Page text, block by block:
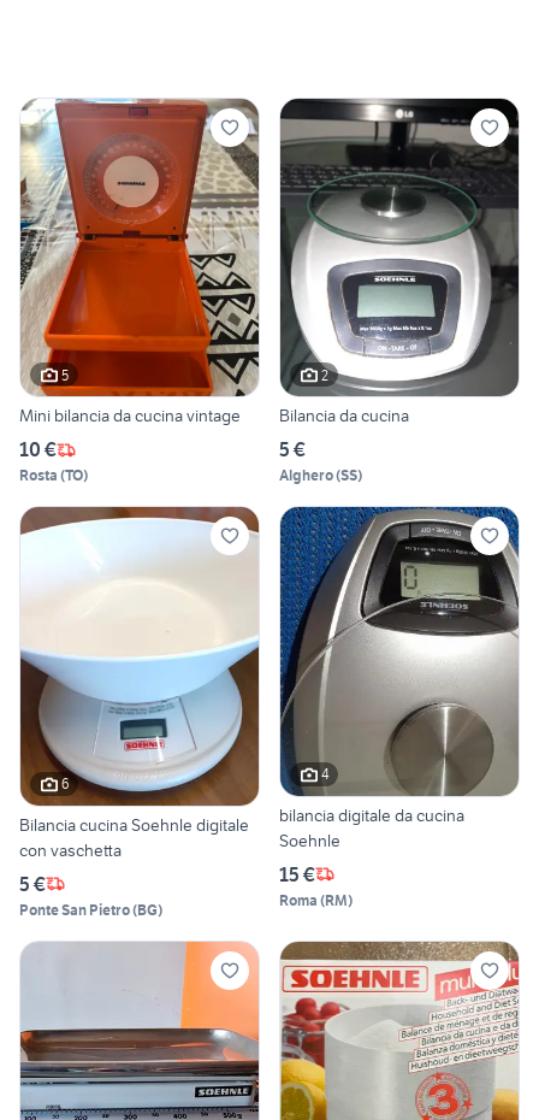
5
Mini bilancia da cucina vintage
10 €
Rosta (TO)
2
Bilancia da cucina
5 €
Alghero(SS)
6
Bilancia cucina Soehnle digitale
con vaschetta
5 €
Ponte San Pietro(BG)
4
bilancia digitale da cucina
Soehnle
15 €
Roma (RM)